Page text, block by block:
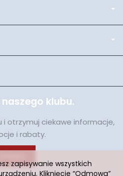
naszego klubu.
i otrzymuj ciekawe informacje,
i rabaty.
zapisywanie wszystkich
Kliknięcie “Odmowa”